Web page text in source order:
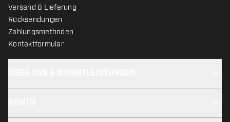
Versand & Lieferung
Rücksendungen
Zahlungsmethoden
Kontaktformular